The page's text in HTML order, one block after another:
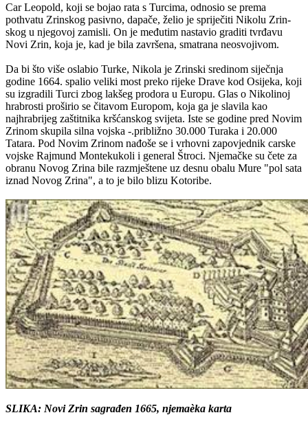
Car Leopold, koji se bojao rata s Turcima, odnosio se prema
pothvatu Zrinskog pasivno, dapače, želio je spriječiti Nikolu Zrin-
skog u njegovoj zamisli. On je međutim nastavio graditi tvrđavu
Novi Zrin, koja je, kad je bila završena, smatrana neosvojivom.
Da bi što više oslabio Turke, Nikola je Zrinski sredinom siječnja
godine 1664. spalio veliki most preko rijeke Drave kod Osijeka, koji
su izgradili Turci zbog lakšeg prodora u Europu. Glas o Nikolinoj
hrabrosti proširio se čitavom Europom, koja ga je slavila kao
najhrabrijeg zaštitnika kršćanskog svijeta. Iste se godine pred Novim
Zrinom skupila silna vojska -.približno 30.000 Turaka i 20.000
Tatara. Pod Novim Zrinom nađoše se i vrhovni zapovjednik carske
vojske Rajmund Montekukoli i general Štroci. Njemačke su čete za
obranu Novog Zrina bile razmještene uz desnu obalu Mure "pol sata
iznad Novog Zrina", a to je bilo blizu Kotoribe.
SLIKA: Novi Zrin sagrađen 1665, njemaèka karta